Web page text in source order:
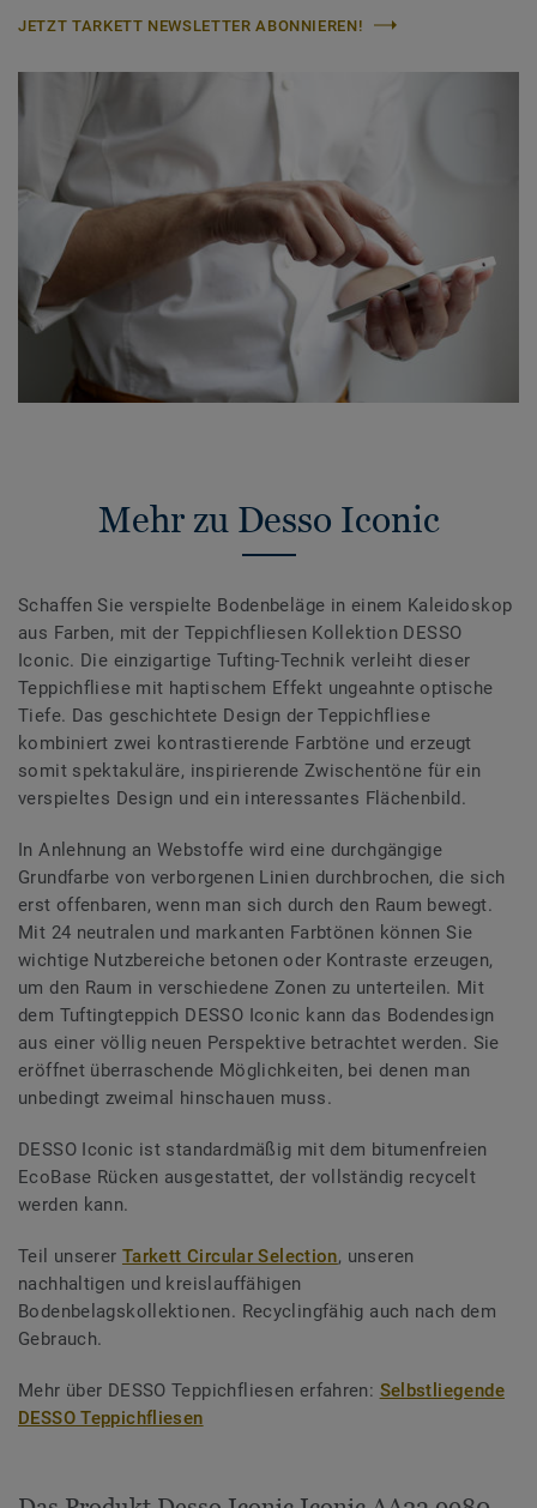
JETZT TARKETT NEWSLETTER ABONNIEREN!
Mehr zu Desso Iconic
Schaffen Sie verspielte Bodenbeläge in einem Kaleidoskop
aus Farben, mit der Teppichfliesen Kollektion DESSO
Iconic. Die einzigartige Tufting-Technik verleiht dieser
Teppichfliese mit haptischem Effekt ungeahnte optische
Tiefe. Das geschichtete Design der Teppichfliese
kombiniert zwei kontrastierende Farbtöne und erzeugt
somit spektakuläre, inspirierende Zwischentöne für ein
verspieltes Design und ein interessantes Flächenbild.
In Anlehnung an Webstoffe wird eine durchgängige
Grundfarbe von verborgenen Linien durchbrochen, die sich
erst offenbaren, wenn man sich durch den Raum bewegt.
Mit 24 neutralen und markanten Farbtönen können Sie
wichtige Nutzbereiche betonen oder Kontraste erzeugen,
um den Raum in verschiedene Zonen zu unterteilen. Mit
dem Tuftingteppich DESSO Iconic kann das Bodendesign
aus einer völlig neuen Perspektive betrachtet werden. Sie
eröffnet überraschende Möglichkeiten, bei denen man
unbedingt zweimal hinschauen muss.
DESSO Iconic ist standardmäßig mit dem bitumenfreien
EcoBase Rücken ausgestattet, der vollständig recycelt
werden kann.
Teil unserer Tarkett Circular Selection, unseren
nachhaltigen und kreislauffähigen
Bodenbelagskollektionen. Recyclingfähig auch nach dem
Gebrauch.
Mehr über DESSO Teppichfliesen erfahren: Selbstliegende
DESSO Teppichfliesen